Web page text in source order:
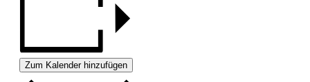
Zum Kalender hinzufügen